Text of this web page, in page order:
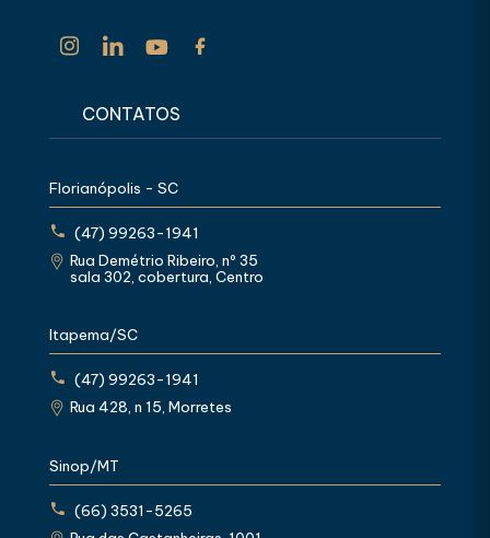
CONTATOS
Florianópolis - SC
(47) 99263-1941
Rua Demétrio Ribeiro, nº 35
sala 302, cobertura, Centro
Itapema/SC
(47) 99263-1941
Rua 428, n 15, Morretes
Sinop/MT
(66) 3531-5265